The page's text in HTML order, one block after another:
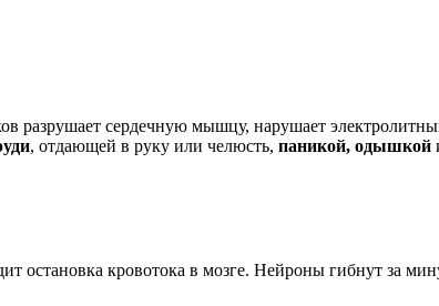
разрушает сердечную мышцу, нарушает
, отдающей в руку или челюсть, паникой, одышкой
остановка кровотока в мозге. Нейроны гибнут за